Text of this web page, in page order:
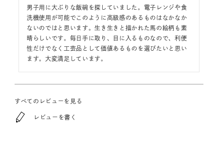
男子用に大ぶりな飯碗を探していました。電子レンジや食
洗機使用が可能でこのように高級感のあるものはなかなか
ないのではと思います。生き生きと描かれた馬の絵柄も素
晴らしいです。毎日手に取り、目に入るものなので、利便
性だけでなく工芸品として価値あるものを選びたいと思い
ます。大変満足しています。
すべてのレビューを見る
レビューを書く